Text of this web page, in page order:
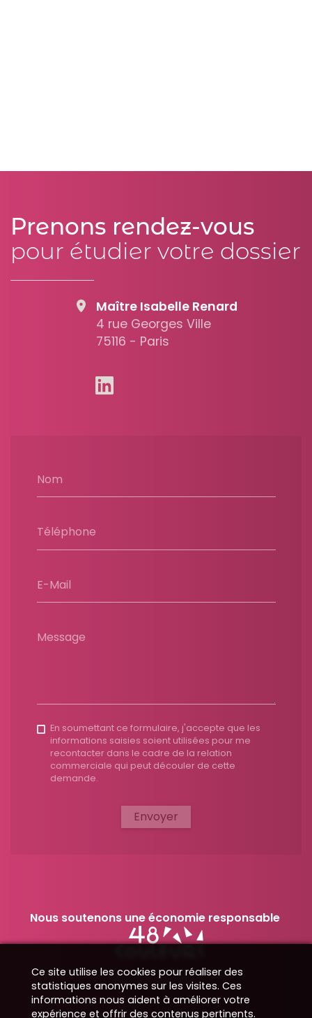
Prenons rendez-vous
pour étudier votre dossier
Nom
Téléphone
E-Mail
Message
En soumettant ce formulaire, j'accepte que les
informations saisies soient utilisées pour me
recontacter dans le cadre de la relation
commerciale qui peut découler de cette
demande.
Envoyer
Maître Isabelle Renard
4 rue Georges Ville
75116 - Paris
Nous soutenons une économie responsable
Nos démarches
Ce site utilise les cookies pour réaliser des
statistiques anonymes sur les visites. Ces
informations nous aident à améliorer votre
expérience et offrir des contenus pertinents.